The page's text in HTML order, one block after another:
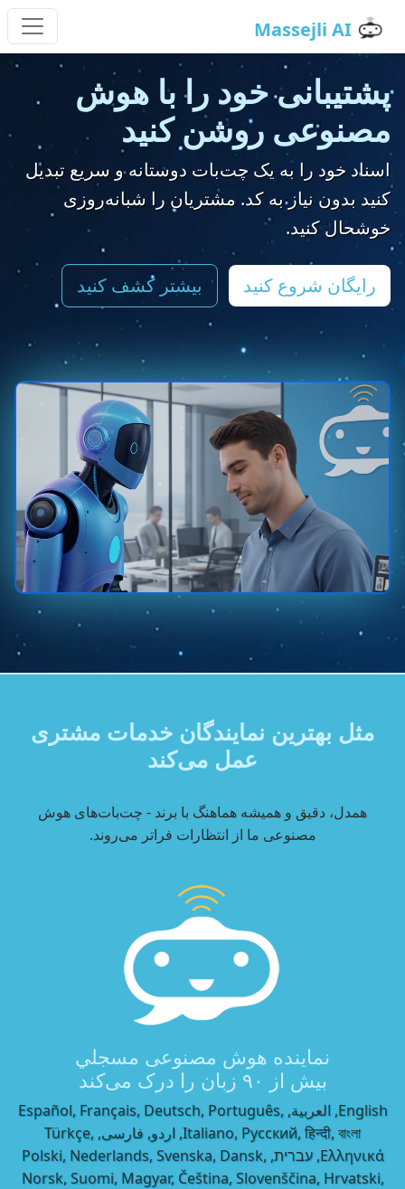
Massejli AI
پشتیبانی خود را با هوش
مصنوعی روشن کنید
اسناد خود را به یک چت‌بات دوستانه و سریع تبدیل
کنید بدون نیاز به کد. مشتریان را شبانه‌روزی
خوشحال کنید.
رایگان شروع کنید بیشتر کشف کنید
مثل بهترین نمایندگان خدمات مشتری
عمل می‌کند
همدل، دقیق و همیشه هماهنگ با برند - چت‌بات‌های هوش
مصنوعی ما از انتظارات فراتر می‌روند.
نماینده هوش مصنوعی مسجلي
بیش از ۹۰ زبان را درک می‌کند
English, العربية, Español, Français, Deutsch, Português,
Italiano, Русский, हिन्दी, বাংলা, اردو, فارسی, Türkçe,
Ελληνικά, עברית, Polski, Nederlands, Svenska, Dansk,
Norsk, Suomi, Magyar, Čeština, Slovenščina, Hrvatski,
Auto